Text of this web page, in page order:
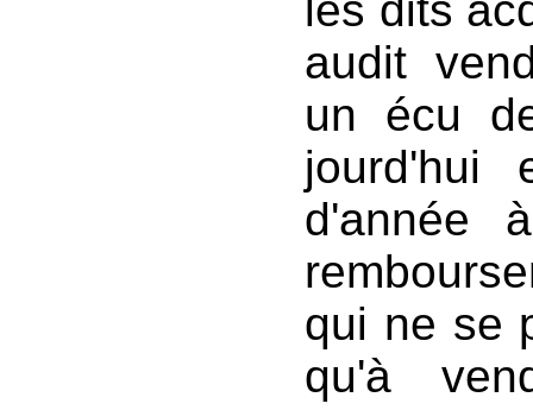
audit
un écu
jourd'hui
d'année
qui ne se
qu'à